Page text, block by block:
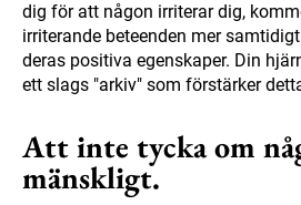
dig för att någon irriterar dig,
irriterande beteenden mer
deras positiva egenskaper. Din
ett slags "arkiv" som förstärker
Att inte tycka om
mänskligt.